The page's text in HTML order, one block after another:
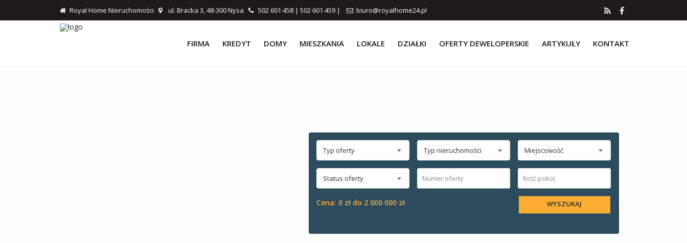
Royal Home Nieruchomości ul. Bracka 3, 48-300 Nysa 502 601 458 | 502 601 459 | biuro@royalhome24.pl
FIRMA KREDYT DOMY MIESZKANIA LOKALE DZIAŁKI OFERTY DEWELOPERSKIE ARTYKUŁY KONTAKT
Typ oferty Typ nieruchomości Miejscowość
Status oferty
Cena: 0 zł do 2 000 000 zł